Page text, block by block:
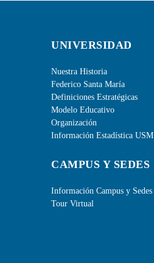
UNIVERSIDAD
Nuestra Historia
Federico Santa María
Definiciones Estratégicas
Modelo Educativo
Organización
Información Estadística USM
CAMPUS Y SEDES
Información Campus y Sedes
Tour Virtual